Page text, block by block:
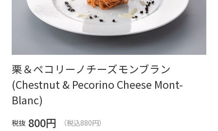
栗＆ペコリーノチーズモンブラン
(Chestnut & Pecorino Cheese Mont-
Blanc)
税抜 800円
（税込880円）